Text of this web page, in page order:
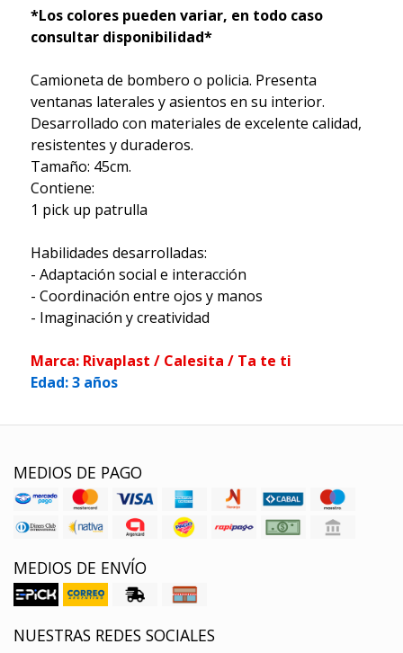
*Los colores pueden variar, en todo caso
consultar disponibilidad*
Camioneta de bombero o policia. Presenta
ventanas laterales y asientos en su interior.
Desarrollado con materiales de excelente calidad,
resistentes y duraderos.
Tamaño: 45cm.
Contiene:
1 pick up patrulla
Habilidades desarrolladas:
- Adaptación social e interacción
- Coordinación entre ojos y manos
- Imaginación y creatividad
Marca: Rivaplast / Calesita / Ta te ti
Edad: 3 años
MEDIOS DE PAGO
MEDIOS DE ENVÍO
NUESTRAS REDES SOCIALES